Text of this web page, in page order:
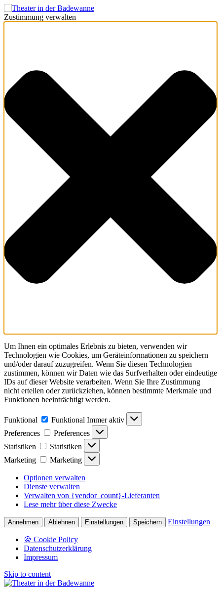
Zustimmung verwalten
Um Ihnen ein optimales Erlebnis zu bieten, verwenden wir
Technologien wie Cookies, um Geräteinformationen zu speichern
und/oder darauf zuzugreifen. Wenn Sie diesen Technologien
zustimmen, können wir Daten wie das Surfverhalten oder eindeutige
IDs auf dieser Website verarbeiten. Wenn Sie Ihre Zustimmung
nicht erteilen oder zurückziehen, können bestimmte Merkmale und
Funktionen beeinträchtigt werden.
Funktional Funktional Immer aktiv
Preferences
Preferences
Statistiken
Statistiken
Marketing
Marketing
Optionen verwalten
Dienste verwalten
Verwalten von {vendor_count}-Lieferanten
Lese mehr über diese Zwecke
Annehmen Ablehnen Einstellungen Speichern Einstellungen
🍪 Cookie Policy
Datenschutzerklärung
Impressum
Skip to content